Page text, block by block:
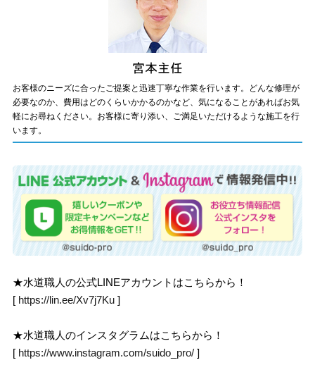
お客様のニーズに合ったご提案と迅速丁寧な作業を行います。どんな修理が
必要なのか、費用はどのくらいかかるのかなど、気になることがあればお気
軽にお尋ねください。お客様に寄り添い、ご満足いただけるような施工を行
います。
★水道職人の公式LINEアカウントはこちらから！
[ https://lin.ee/Xv7j7Ku ]
★水道職人のインスタグラムはこちらから！
[ https://www.instagram.com/suido_pro/ ]